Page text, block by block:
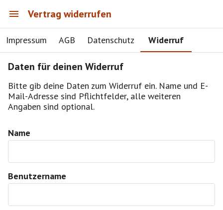
Vertrag widerrufen
Impressum AGB Datenschutz Widerruf
Daten für deinen Widerruf
Bitte gib deine Daten zum Widerruf ein. Name und E-
Mail-Adresse sind Pflichtfelder, alle weiteren
Angaben sind optional.
Name
Benutzername